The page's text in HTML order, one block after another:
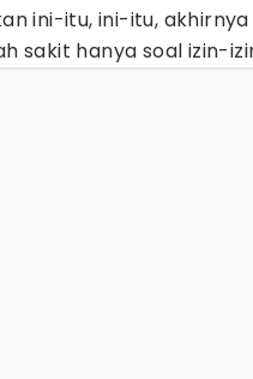
ini-itu, ini-itu,
sakit hanya soal izin-